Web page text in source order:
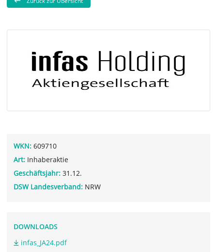
WKN: 609710
Art: Inhaberaktie
Geschäftsjahr: 31.12.
DSW Landesverband: NRW
DOWNLOADS
infas_JA24.pdf